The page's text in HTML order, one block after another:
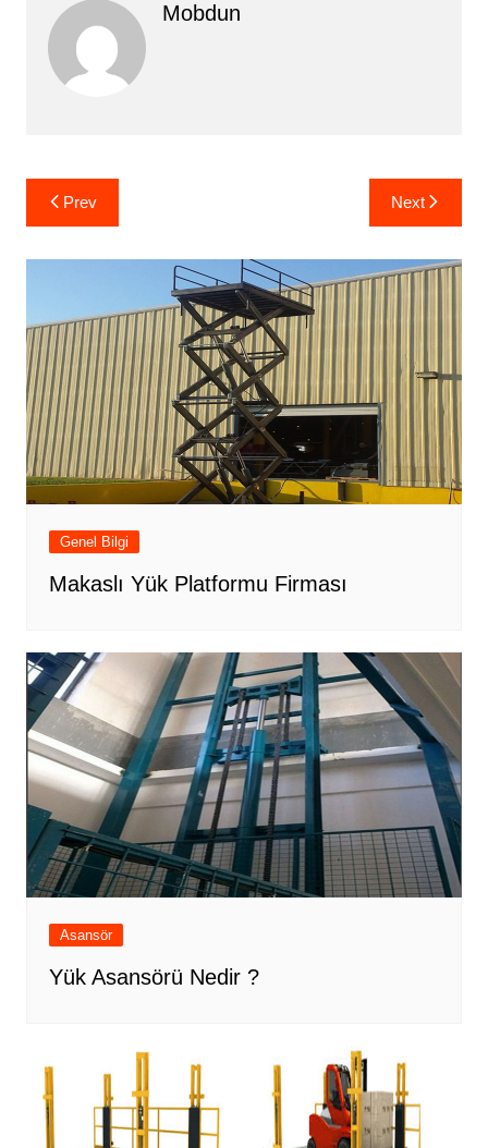
Mobdun
Yazı
gezinmesi
Prev Next
Genel Bilgi
Makaslı Yük Platformu Firması
Asansör
Yük Asansörü Nedir ?